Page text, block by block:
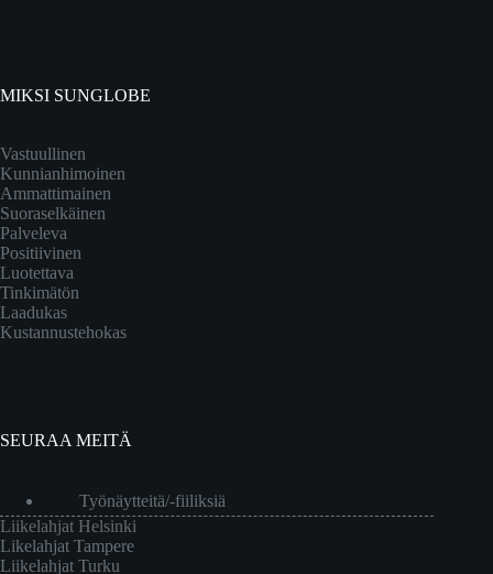
MIKSI SUNGLOBE
Vastuullinen
Kunnianhimoinen
Ammattimainen
Suoraselkäinen
Palveleva
Positiivinen
Luotettava
Tinkimätön
Laadukas
Kustannustehokas
SEURAA MEITÄ
Työnäytteitä/-fiiliksiä
Liikelahjat Helsinki
Likelahjat Tampere
Liikelahjat Turku